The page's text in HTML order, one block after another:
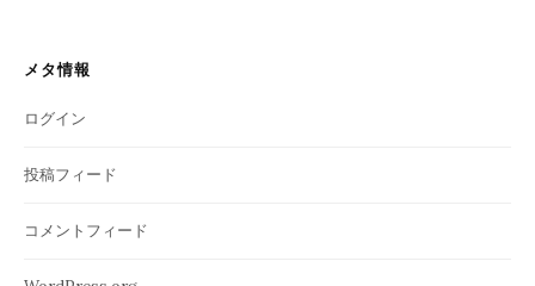
メタ情報
ログイン
投稿フィード
コメントフィード